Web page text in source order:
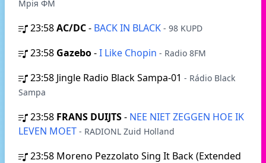
Мрія ФМ
23:58AC/DC- BACK IN BLACK - 98 KUPD
23:58 Gazebo-I Like Chopin - Radio 8FM
23:58 Jingle Radio Black Sampa-01 - Rádio Black
Sampa
23:58 FRANS DUIJTS- NEE NIET ZEGGEN HOE IK
LEVEN MOET - RADIONL Zuid Holland
23:58 Moreno Pezzolato Sing It Back (Extended